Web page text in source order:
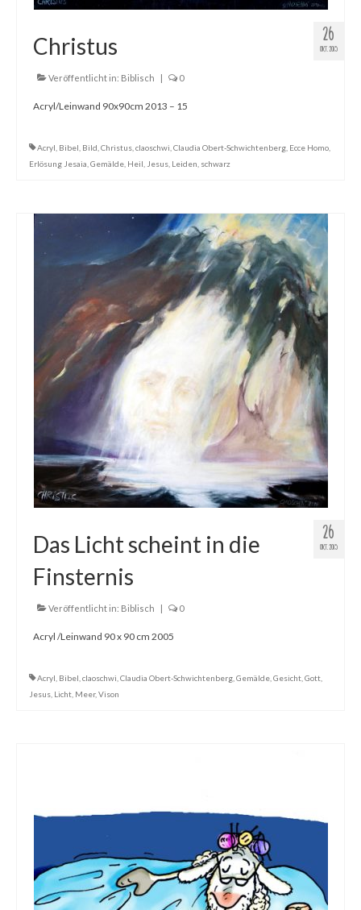
26
OKT. 2015
Christus
Veröffentlicht in: Biblisch | 0
Acryl/Leinwand 90x90cm 2013 – 15
Acryl Bibel Bild Christus claoschwi Claudia Obert-Schwichtenberg Ecce Homo
Erlösung Jesaia Gemälde Heil Jesus Leiden schwarz
26
OKT. 2015
Das Licht scheint in die
Finsternis
Veröffentlicht in: Biblisch | 0
Acryl /Leinwand 90 x 90 cm 2005
Acryl Bibel claoschwi Claudia Obert-Schwichtenberg Gemälde Gesicht Gott
Jesus Licht Meer, Vison